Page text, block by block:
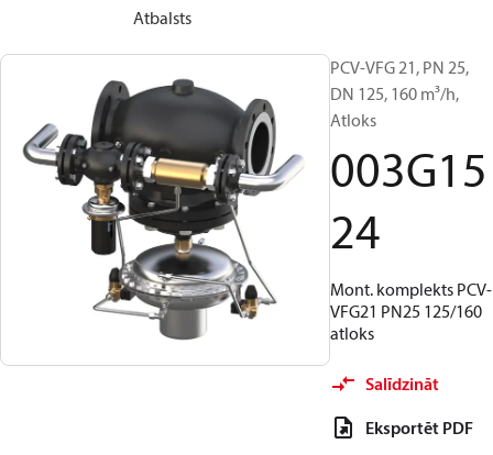
Atbalsts
PCV-VFG 21, PN 25,
DN 125, 160 m³/h,
Atloks
003G15
24
Mont. komplekts PCV-
VFG21 PN25 125/160
atloks
Salīdzināt
Eksportēt PDF